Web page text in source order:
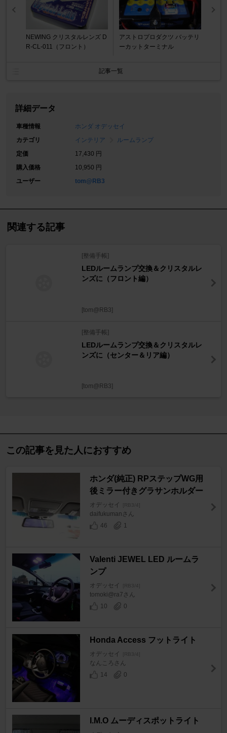
NEWING クリスタルレンズ D
R-CL-011（フロント）
アストロプロダクツ バッテリ
ーカットターミナル
記事一覧
詳細データ
車種情報
ホンダ オデッセイ
カテゴリ
インテリア
ルームランプ
定価
17,430 円
購入価格
10,950 円
ユーザー
tom@RB3
関連する記事
[整備手帳]
LEDルームランプ交換＆クリスタルレ
ンズに（フロント編）
[tom@RB3]
[整備手帳]
LEDルームランプ交換＆クリスタルレ
ンズに（センター＆リア編）
[tom@RB3]
この記事を見た人におすすめ
ホンダ(純正) RPステップWG用
後ミラー付きグラサンホルダー
オデッセイ [RB3/4]
daifukumanさん
46
1
Valenti JEWEL LED ルームラ
ンプ
オデッセイ [RB3/4]
tomoki@ra7さん
10
0
Honda Access フットライト
オデッセイ [RB3/4]
なんころさん
14
0
I.M.O ムーディスポットライト